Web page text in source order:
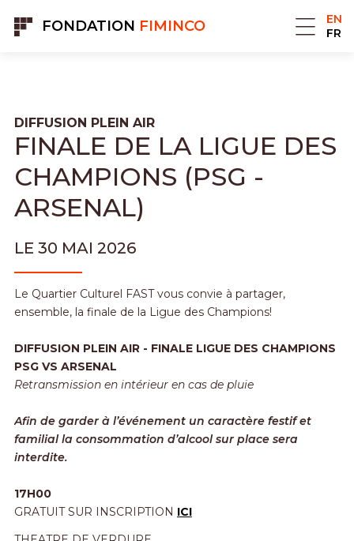
FONDATION FIMINCO
EN
FR
DIFFUSION PLEIN AIR
FINALE DE LA LIGUE DES
CHAMPIONS (PSG -
ARSENAL)
LE 30 MAI 2026
Le Quartier Culturel FAST vous convie à partager,
ensemble, la finale de la Ligue des Champions!
DIFFUSION PLEIN AIR - FINALE LIGUE DES CHAMPIONS
PSG VS ARSENAL
Retransmission en intérieur en cas de pluie
Afin de garder à l’événement un caractère festif et
familial la consommation d’alcool sur place sera
interdite.
17H00
GRATUIT SUR INSCRIPTION ICI